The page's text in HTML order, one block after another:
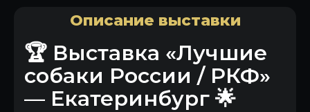
Описание выставки
🏆 Выставка «Лучшие
собаки России / РКФ»
— Екатеринбург 🌟